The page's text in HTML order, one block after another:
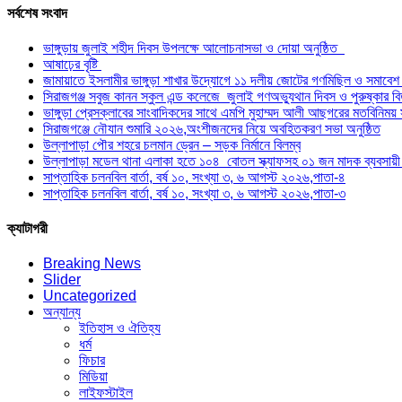
সর্বশেষ সংবাদ
ভাঙ্গুড়ায় জুলাই শহীদ দিবস উপলক্ষে আলোচনাসভা ও দোয়া অনুষ্ঠিত
আষাঢ়ের বৃষ্টি
জামায়াতে ইসলামীর ভাঙ্গুড়া শাখার উদ্যোগে ১১ দলীয় জোটের গণমিছিল ও
সিরাজগঞ্জ সবুজ কানন স্কুল এন্ড কলেজে জুলাই গণঅভ্যুথান দিবস ও পুরুষ্কার
ভাঙ্গুড়া প্রেসক্লাবের সাংবাদিকদের সাথে এমপি মুহাম্মদ আলী আছগরের
সিরাজগঞ্জে নৌযান শুমারি ২০২৬,অংশীজনদের নিয়ে অবহিতকরণ সভা অনুষ্ঠিত
উল্লাপাড়া পৌর শহরে চলমান ড্রেন – সড়ক নির্মানে বিলম্ব
উল্লাপাড়া মডেল থানা এলাকা হতে ১০৪ বোতল স্ক্যাফসহ ০১ জন মাদক
সাপ্তাহিক চলনবিল বার্তা, বর্ষ ১০, সংখ্যা ৩, ৬ আগস্ট ২০২৬,পাতা-৪
সাপ্তাহিক চলনবিল বার্তা, বর্ষ ১০, সংখ্যা ৩, ৬ আগস্ট ২০২৬,পাতা-৩
ক্যাটাগরী
Breaking News
Slider
Uncategorized
অন্যান্য
ইতিহাস ও ঐতিহ্য
ধর্ম
ফিচার
মিডিয়া
লাইফস্টাইল